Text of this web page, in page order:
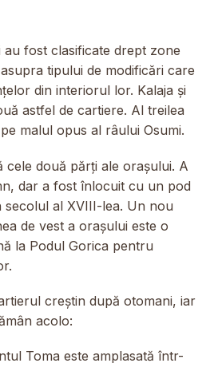
au fost clasificate drept zone
tipului de modificări care
din interiorul lor. Kalaja și
astfel de cartiere. Al treilea
malul opus al râului Osumi.
cele două părți ale orașului. A
dar a fost înlocuit cu un pod
secolul al XVIII-lea. Un nou
de vest a orașului este o
la Podul Gorica pentru
creștin după otomani, iar
acolo:
Toma este amplasată într-